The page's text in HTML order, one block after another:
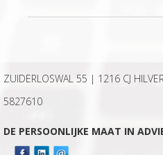
ZUIDERLOSWAL 55 | 1216 CJ
5827610
DE PERSOONLIJKE MAAT IN